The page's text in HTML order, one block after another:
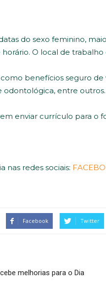
do sexo feminino,
O local de
benefícios seguro de
odontológica, entre outros.
enviar currículo para o
nas redes sociais:
Facebook Twitter
melhorias para o Dia